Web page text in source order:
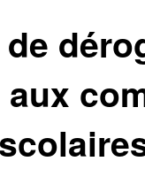
aux